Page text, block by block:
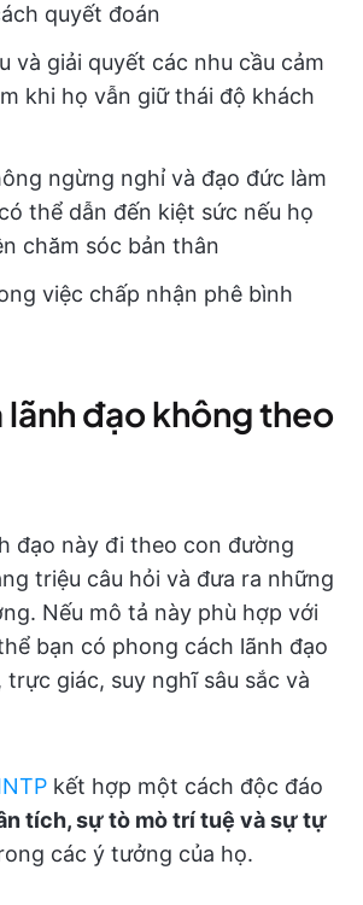
quyết đoán
và giải quyết các nhu cầu cảm
khi họ vẫn giữ thái độ khách
ngừng nghỉ và đạo đức làm
thể dẫn đến kiệt sức nếu họ
chăm sóc bản thân
việc chấp nhận phê bình
lãnh đạo không theo
đạo này đi theo con đường
triệu câu hỏi và đưa ra những
Nếu mô tả này phù hợp với
bạn có phong cách lãnh đạo
giác, suy nghĩ sâu sắc và
kết hợp một cách độc đáo
tích, sự tò mò trí tuệ và sự tự
các ý tưởng của họ.